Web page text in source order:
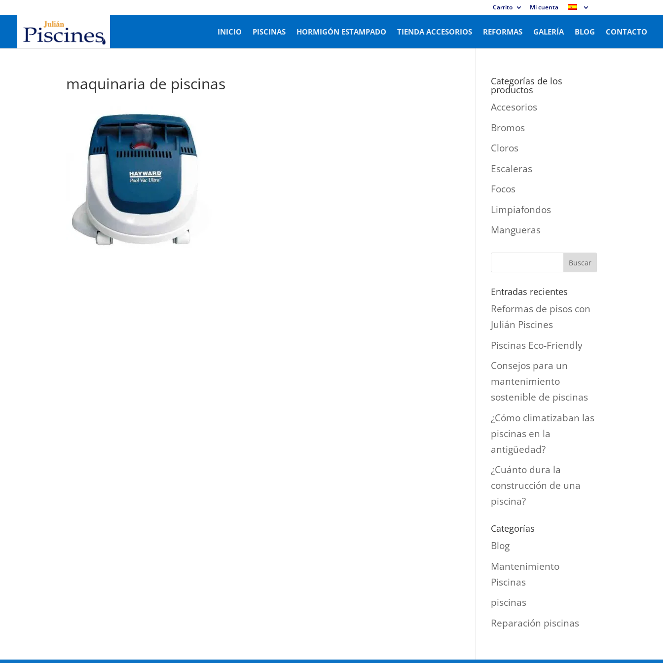
Carrito Mi cuenta
INICIO PISCINAS HORMIGÓN ESTAMPADO TIENDA ACCESORIOS REFORMAS GALERÍA BLOG CONTACTO
maquinaria de piscinas Categorías de los
productos
Accesorios
Bromos
Cloros
Escaleras
Focos
Limpiafondos
Mangueras
Entradas recientes
Reformas de pisos con
Julián Piscines
Piscinas Eco-Friendly
Consejos para un
mantenimiento
sostenible de piscinas
¿Cómo climatizaban las
piscinas en la
antigüedad?
¿Cuánto dura la
construcción de una
piscina?
Categorías
Blog
Mantenimiento
Piscinas
piscinas
Reparación piscinas